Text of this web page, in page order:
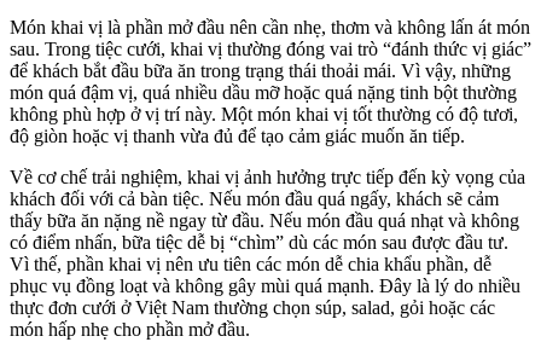
Món khai vị là phần mở đầu nên cần nhẹ, thơm và không lấn át món
sau. Trong tiệc cưới, khai vị thường đóng vai trò “đánh thức vị giác”
để khách bắt đầu bữa ăn trong trạng thái thoải mái. Vì vậy, những
món quá đậm vị, quá nhiều dầu mỡ hoặc quá nặng tinh bột thường
không phù hợp ở vị trí này. Một món khai vị tốt thường có độ tươi,
độ giòn hoặc vị thanh vừa đủ để tạo cảm giác muốn ăn tiếp.
Về cơ chế trải nghiệm, khai vị ảnh hưởng trực tiếp đến kỳ vọng của
khách đối với cả bàn tiệc. Nếu món đầu quá ngấy, khách sẽ cảm
thấy bữa ăn nặng nề ngay từ đầu. Nếu món đầu quá nhạt và không
có điểm nhấn, bữa tiệc dễ bị “chìm” dù các món sau được đầu tư.
Vì thế, phần khai vị nên ưu tiên các món dễ chia khẩu phần, dễ
phục vụ đồng loạt và không gây mùi quá mạnh. Đây là lý do nhiều
thực đơn cưới ở Việt Nam thường chọn súp, salad, gỏi hoặc các
món hấp nhẹ cho phần mở đầu.